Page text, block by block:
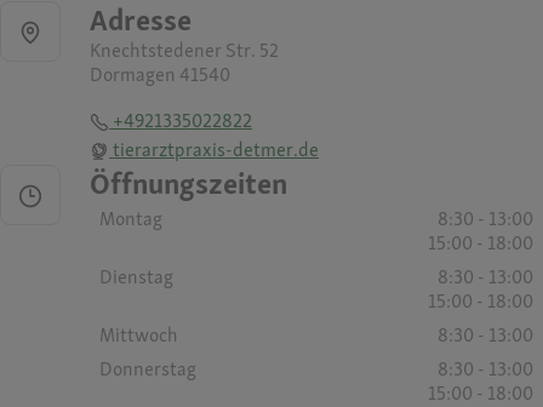
Adresse
Knechtstedener Str. 52
Dormagen 41540
+4921335022822
tierarztpraxis-detmer.de
Öffnungszeiten
Montag
8:30 - 13:00
15:00 - 18:00
Dienstag
8:30 - 13:00
15:00 - 18:00
Mittwoch
8:30 - 13:00
Donnerstag
8:30 - 13:00
15:00 - 18:00